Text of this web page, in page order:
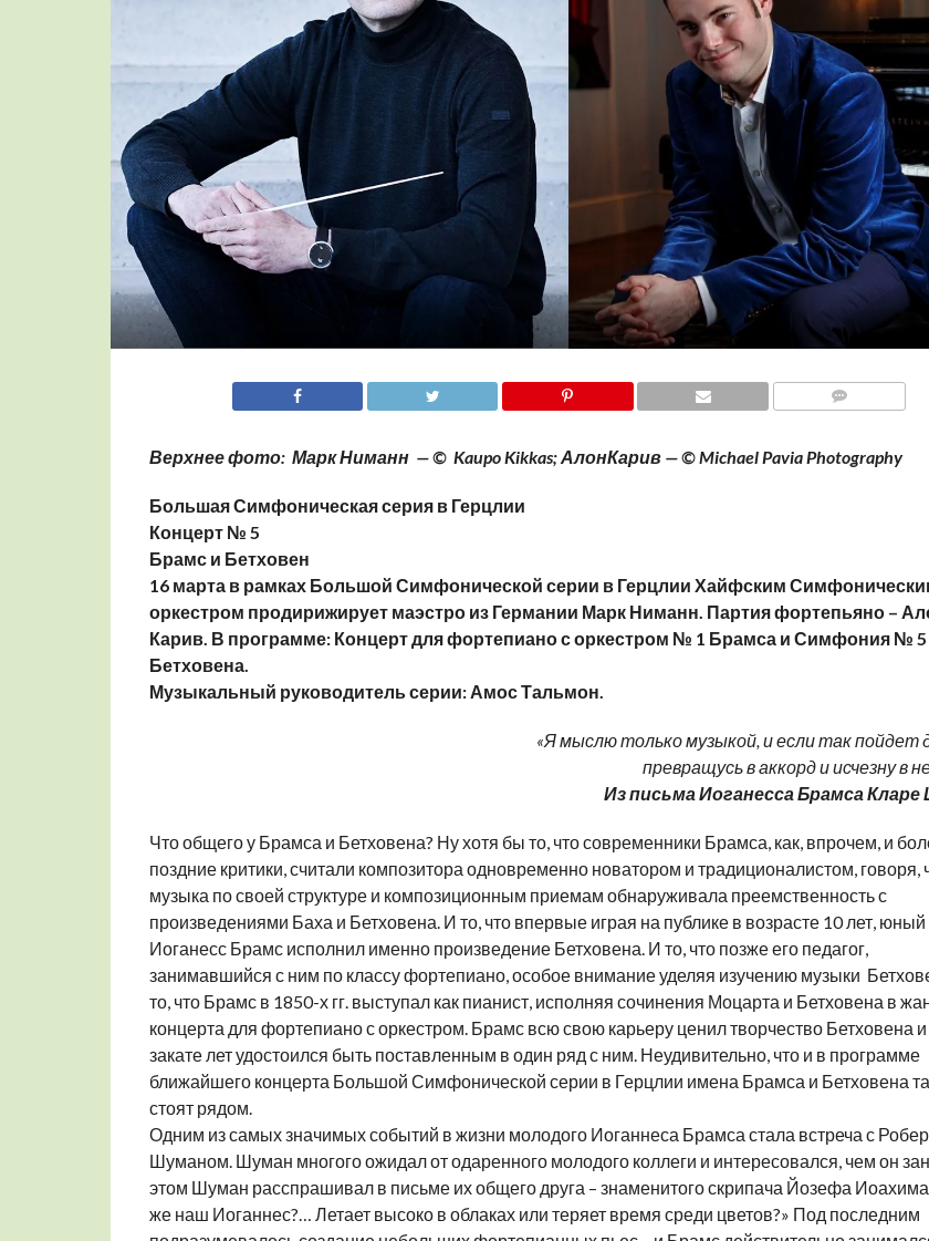
Верхнее фото: Марк Ниманн — © Kaupo Kikkas; АлонКарив — © Michael Pavia Photography
Большая Симфоническая серия в Герцлии
Концерт № 5
Брамс и Бетховен
16 марта в рамках Большой Симфонической серии в Герцлии Хайфским
оркестром продирижирует маэстро из Германии Марк Ниманн. Партия фортепьяно –
Карив. В программе: Концерт для фортепиано с оркестром № 1 Брамса и Симфония № 5
Бетховена.
Музыкальный руководитель серии: Амос Тальмон.
«Я мыслю только музыкой, и если так пойдет
превращусь в аккорд и исчезну в
Из письма Иоганесса Брамса
Что общего у Брамса и Бетховена? Ну хотя бы то, что современники Брамса, как, впрочем, и
поздние критики, считали композитора одновременно новатором и традиционалистом, говоря,
музыка по своей структуре и композиционным приемам обнаруживала преемственность с
произведениями Баха и Бетховена. И то, что впервые играя на публике в возрасте 10 лет, юный
Иоганесс Брамс исполнил именно произведение Бетховена. И то, что позже его педагог,
занимавшийся с ним по классу фортепиано, особое внимание уделяя изучению музыки
то, что Брамс в 1850-х гг. выступал как пианист, исполняя сочинения Моцарта и Бетховена в
концерта для фортепиано с оркестром. Брамс всю свою карьеру ценил творчество Бетховена и
закате лет удостоился быть поставленным в один ряд с ним. Неудивительно, что и в программе
ближайшего концерта Большой Симфонической серии в Герцлии имена Брамса и Бетховена
стоят рядом.
Одним из самых значимых событий в жизни молодого Иоганнеса Брамса стала встреча с
Шуманом. Шуман многого ожидал от одаренного молодого коллеги и интересовался, чем он
этом Шуман расспрашивал в письме их общего друга – знаменитого скрипача Йозефа
же наш Иоганнес?… Летает высоко в облаках или теряет время среди цветов?» Под последним